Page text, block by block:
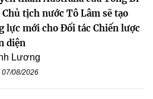
tịch nước Tô Lâm sẽ tạo
lực mới cho Đối tác Chiến lược
diện
Lương
07/08/2026